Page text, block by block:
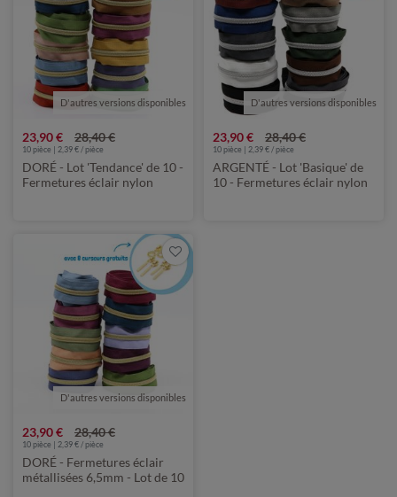
D'autres versions disponibles
23,90 € 28,40 €
10 pièce | 2,39 € / pièce
DORÉ - Lot 'Tendance' de 10 -
Fermetures éclair nylon
D'autres versions disponibles
23,90 € 28,40 €
10 pièce | 2,39 € / pièce
ARGENTÉ - Lot 'Basique' de
10 - Fermetures éclair nylon
D'autres versions disponibles
23,90 € 28,40 €
10 pièce | 2,39 € / pièce
DORÉ - Fermetures éclair
métallisées 6,5mm - Lot de 10